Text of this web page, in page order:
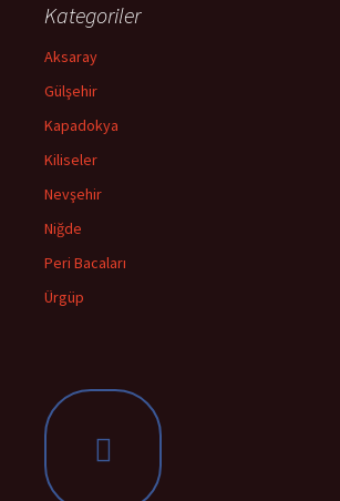
Kategoriler
Aksaray
Gülşehir
Kapadokya
Kiliseler
Nevşehir
Niğde
Peri Bacaları
Ürgüp